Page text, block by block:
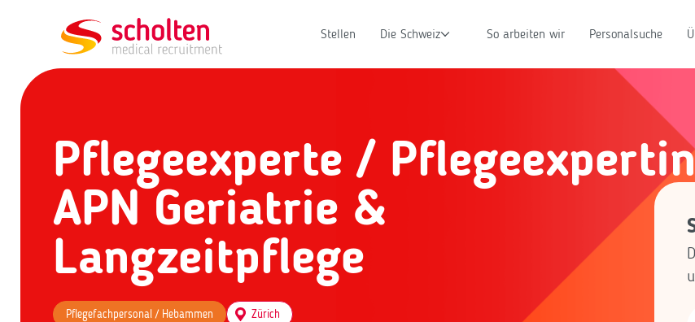
Stellen Die Schweiz So arbeiten wir Personalsuche
Pflegeexperte /
APN Geriatrie &
Langzeitpflege
Pflegefachpersonal / Hebammen Zürich